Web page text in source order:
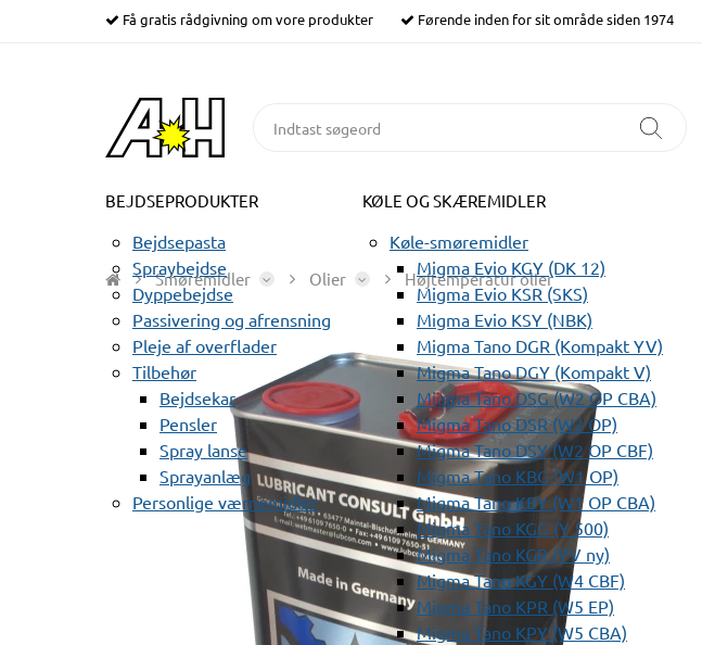
Få gratis rådgivning om vore produkter Førende inden for sit område siden 1974
BEJDSEPRODUKTER
Bejdsepasta
Spraybejdse
Dyppebejdse
Passivering og afrensning
Pleje af overflader
Tilbehør
Bejdsekar
Pensler
Spray lanse
Sprayanlæg
Personlige værnemidler
KØLE OG SKÆREMIDLER
Køle-smøremidler
Migma Evio KGY (DK 12)
Migma Evio KSR (SKS)
Migma Evio KSY (NBK)
Migma Tano DGR (Kompakt YV)
Migma Tano DGY (Kompakt V)
Migma Tano DSG (W2 OP CBA)
Migma Tano DSR (W2 OP)
Migma Tano DSY (W2 OP CBF)
Migma Tano KBG (W1 OP)
Migma Tano KBY (W1 OP CBA)
Migma Tano KGG (Y 500)
Migma Tano KGR (YV ny)
Migma Tano KGY (W4 CBF)
Migma Tano KPR (W5 EP)
Migma Tano KPY (W5 CBA)
Smøremidler Olier Højtemperatur olier